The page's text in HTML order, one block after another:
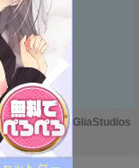
M
Powered by GliaStudios